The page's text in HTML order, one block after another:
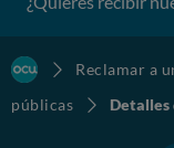
Reclamar a
públicas
Detalles